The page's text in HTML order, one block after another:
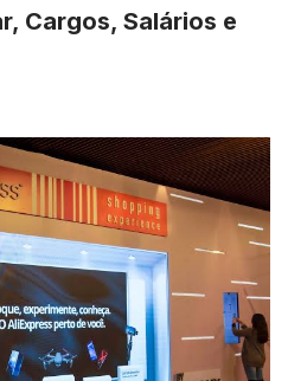
Cargos, Salários e